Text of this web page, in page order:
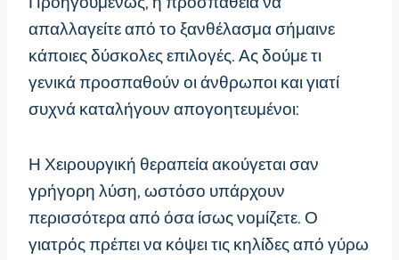
απαλλαγείτε από το ξανθέλασμα σήμαινε
κάποιες δύσκολες επιλογές. Ας δούμε τι
γενικά προσπαθούν οι άνθρωποι και γιατί
συχνά καταλήγουν απογοητευμένοι:
Η Χειρουργική θεραπεία ακούγεται σαν
γρήγορη λύση, ωστόσο υπάρχουν
περισσότερα από όσα ίσως νομίζετε. Ο
γιατρός πρέπει να κόψει τις κηλίδες από γύρω